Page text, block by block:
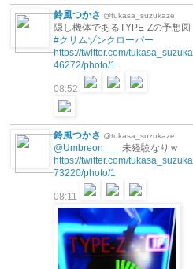
鈴風つかさ @tukasa_suzukaze
#クリムゾンクローバー
https://twitter.com/
46272/photo/1
08:52
鈴風つかさ @tukasa_suzukaze
@Umbreon___
未経験なりｗ
https://twitter.com/
73220/photo/1
08:11